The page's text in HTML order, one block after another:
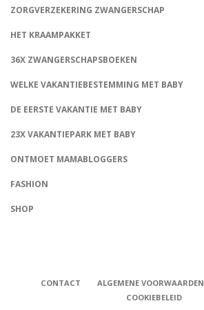
ZORGVERZEKERING ZWANGERSCHAP
HET KRAAMPAKKET
36X ZWANGERSCHAPSBOEKEN
WELKE VAKANTIEBESTEMMING MET BABY
DE EERSTE VAKANTIE MET BABY
23X VAKANTIEPARK MET BABY
ONTMOET MAMABLOGGERS
FASHION
SHOP
CONTACT ALGEMENE VOORWAARDEN
COOKIEBELEID